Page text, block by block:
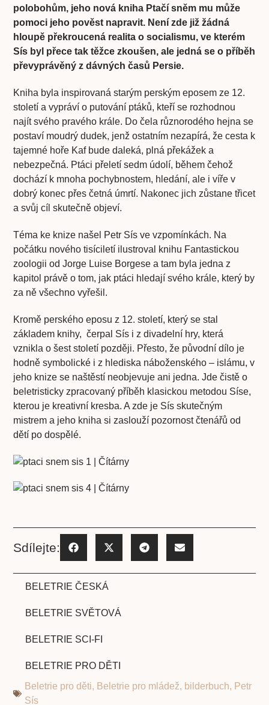
polobohům, jeho nová kniha Ptačí sněm mu může
pomoci jeho pověst napravit. Není zde již žádná
hloupě překroucená realita o socialismu, ve kterém
Sís byl přece tak těžce zkoušen, ale jedná se o příběh
převyprávěný z dávných časů Persie.
Kniha byla inspirovaná starým perským eposem ze 12.
století a vypráví o putování ptáků, kteří se rozhodnou
najít svého pravého krále. Do čela různorodého hejna se
postaví moudrý dudek, jenž ostatním nezapírá, že cesta k
tajemné hoře Kaf bude daleká, plná překážek a
nebezpečná. Ptáci přeletí sedm údolí, během čehož
dochází k mnoha pochybnostem, hledání, ale i víře v
dobrý konec přes četná úmrtí. Nakonec jich zůstane třicet
a svůj cíl skutečně objeví.
Téma ke knize našel Petr Sís ve vzpomínkách. Na
počátku nového tisíciletí ilustroval knihu Fantastickou
zoologii od Jorge Luise Borgese a tam byla jedna z
kapitol právě o tom, jak ptáci hledají svého krále, který by
za ně všechno vyřešil.
Kromě perského eposu z 12. století, který se stal
základem knihy, čerpal Sís i z divadelní hry, která
vznikla o šest století později. Přesto, že původní dílo je
hodně symbolické i z hlediska náboženského – islámu, v
jeho knize se naštěstí neobjevuje ani jedna. Jde čistě o
beletristicky zpracovaný příběh klasickou metodou Síse,
kterou je kreativní kresba. A zde je Sís skutečným
mistrem a jeho kniha si zaslouží pozornost čtenářů od
dětí po dospělé.
Sdílejte:
BELETRIE ČESKÁ
BELETRIE SVĚTOVÁ
BELETRIE SCI-FI
BELETRIE PRO DĚTI
Beletrie pro děti, Beletrie pro mládež, bilderbuch, Petr
Sís